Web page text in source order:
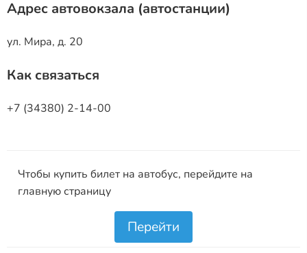
Адрес автовокзала (автостанции)
ул. Мира, д. 20
Как связаться
+7 (34380) 2-14-00
Чтобы купить билет на автобус, перейдите на
главную страницу
Перейти